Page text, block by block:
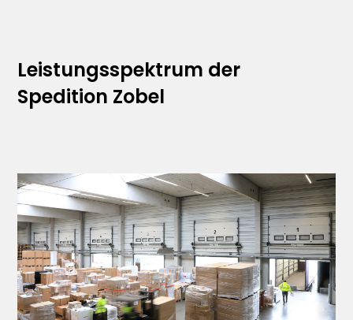
Leistungsspektrum der
Spedition Zobel